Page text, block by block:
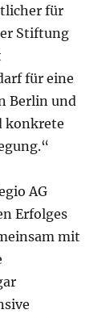
für
Stiftung
für eine
Berlin und
konkrete
AG
Erfolges
mit